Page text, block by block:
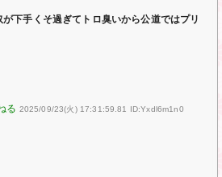
下手くそ過ぎてトロ臭いから公道ではプリ
2025/09/23(火) 17:31:59.81 ID:Yxdl6m1n0